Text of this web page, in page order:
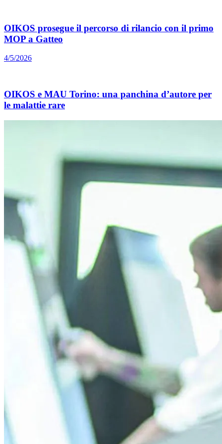
OIKOS prosegue il percorso di rilancio con il primo
MOP a Gatteo
4/5/2026
OIKOS e MAU Torino: una panchina d’autore per
le malattie rare